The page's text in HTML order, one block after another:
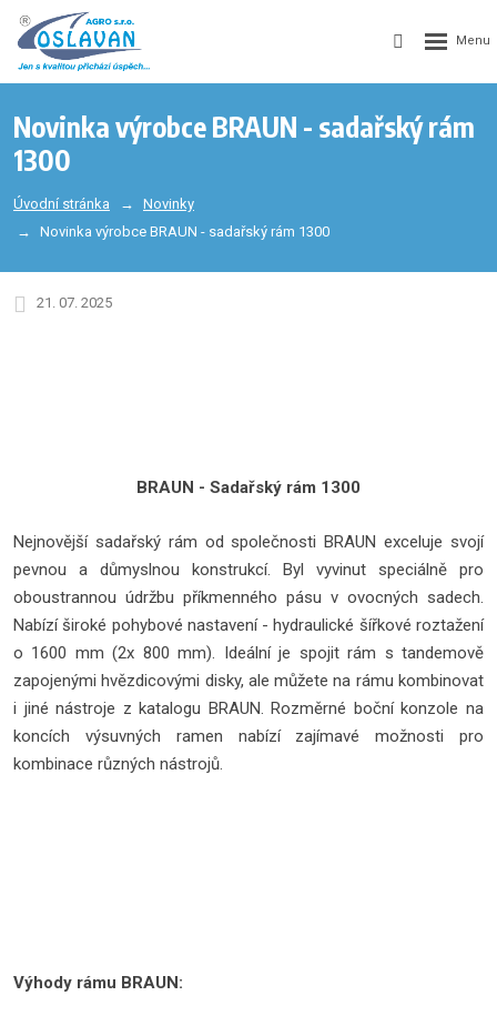
Novinka výrobce BRAUN - sadařský rám
1300
Úvodní stránka
Novinky
Novinka výrobce BRAUN - sadařský rám 1300
21. 07. 2025
BRAUN - Sadařský rám 1300
Nejnovější sadařský rám od společnosti BRAUN exceluje svojí
pevnou a důmyslnou konstrukcí. Byl vyvinut speciálně pro
oboustrannou údržbu příkmenného pásu v ovocných sadech.
Nabízí široké pohybové nastavení - hydraulické šířkové roztažení
o 1600 mm (2x 800 mm). Ideální je spojit rám s tandemově
zapojenými hvězdicovými disky, ale můžete na rámu kombinovat
i jiné nástroje z katalogu BRAUN. Rozměrné boční konzole na
koncích výsuvných ramen nabízí zajímavé možnosti pro
kombinace různých nástrojů.
Výhody rámu BRAUN: